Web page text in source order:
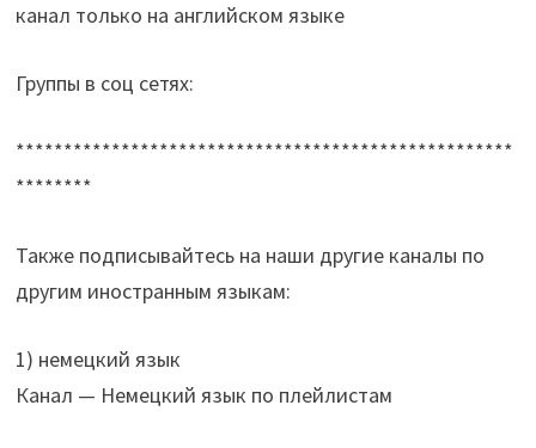
канал только на английском языке
Группы в соц сетях:
****************************************************
********
Также подписывайтесь на наши другие каналы по
другим иностранным языкам:
1) немецкий язык
Канал — Немецкий язык по плейлистам